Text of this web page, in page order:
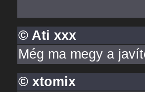
© Ati xxx
Még ma megy a
© xtomix